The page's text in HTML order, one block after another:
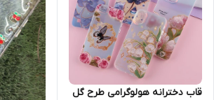
قاب دخترانه هولوگرامی طرح گل